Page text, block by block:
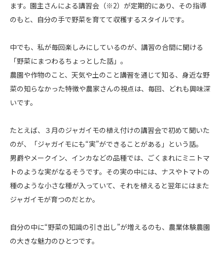
ます。園主さんによる講習会（※2）が定期的にあり、その指導
のもと、自分の手で野菜を育てて収穫するスタイルです。
中でも、私が毎回楽しみにしているのが、講習の合間に聞ける
「野菜にまつわるちょっとした話」。
農園や作物のこと、天気や土のこと――講習を通じて知る、身近な野
菜の知らなかった特徴や農家さんの視点は、毎回、どれも興味深
いです。
たとえば、３月のジャガイモの植え付けの講習会で初めて聞いた
のが、「ジャガイモにも“実”ができることがある」という話。
男爵やメークイン、インカなどの品種では、ごくまれにミニトマ
トのような実がなるそうです。その実の中には、ナスやトマトの
種のような小さな種が入っていて、それを植えると翌年にはまた
ジャガイモが育つのだとか。
自分の中に“野菜の知識の引き出し”が増えるのも、農業体験農園
の大きな魅力のひとつです。